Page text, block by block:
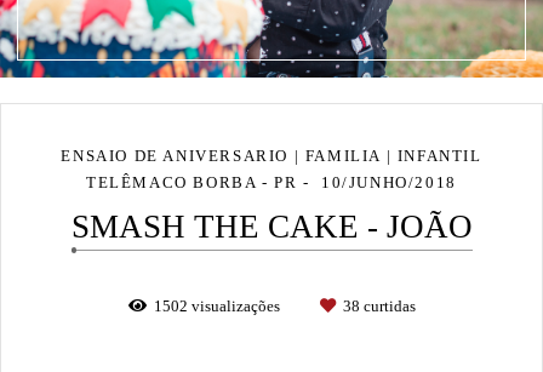
ENSAIO DE ANIVERSARIO | FAMILIA | INFANTIL
TELÊMACO BORBA - PR
10/JUNHO/2018
SMASH THE CAKE - JOÃO
1502 visualizações 38 curtidas